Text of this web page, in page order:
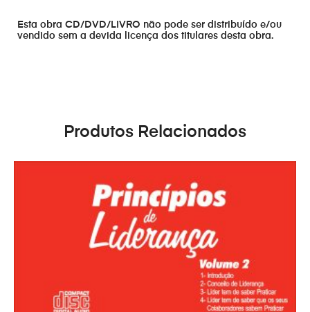
Esta obra CD/DVD/LIVRO não pode ser distribuído e/ou
vendido sem a devida licença dos titulares desta obra.
Produtos Relacionados